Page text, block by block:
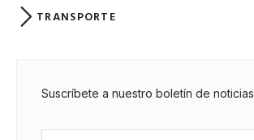
TRANSPORTE
Suscríbete a nuestro boletín de noticias